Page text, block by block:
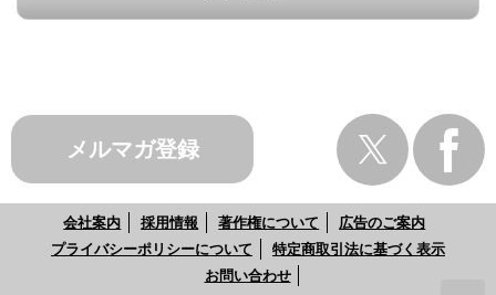
メルマガ登録
会社案内 採用情報 著作権について
広告のご案内
プライバシーポリシーについて
特定商取引法に基づく表示
お問い合わせ